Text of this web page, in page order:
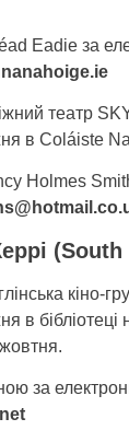
Eadie за
театр
в Coláiste
Holmes
кіно-
в бібліотеці
за